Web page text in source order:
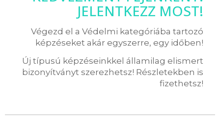
JELENTKEZZ MOST!
Végezd el a Védelmi kategóriába tartozó
képzéseket akár egyszerre, egy időben!
Új típusú képzéseinkkel államilag elismert
bizonyítványt szerezhetsz! Részletekben is
fizethetsz!